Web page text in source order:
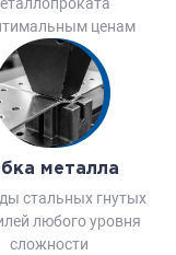
ценам
металла
стальных гнутых
любого уровня
сложности